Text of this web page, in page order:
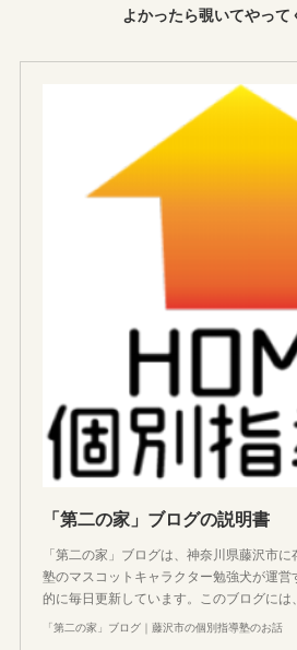
よかったら覗いてやっ
「第二の家」ブログの説明書
「第二の家」ブログは、神奈川県藤沢市
塾のマスコットキャラクター勉強犬が運
的に毎日更新しています。このブログには
「第二の家」ブログ｜藤沢市の個別指導塾のお話